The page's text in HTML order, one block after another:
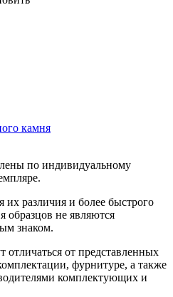
камня
по индивидуальному
различия и более быстрого
образцов не являются
знаком.
отличаться от представленных
фурнитуре, а также
комплектующих и